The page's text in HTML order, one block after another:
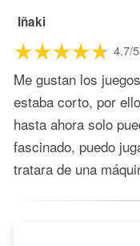
Iñaki
4.7/5
Me gustan los
estaba corto, por
hasta ahora solo
fascinado, puedo
tratara de una